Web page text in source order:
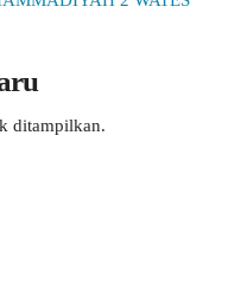
ditampilkan.